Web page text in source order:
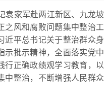
袁家军赴两江新区、九龙坡
之风和腐败问题集中整治工
近平总书记关于整治群众身
示批示精神，全面落实党中
行正确政绩观学习教育，以
中整治，不断增强人民群众